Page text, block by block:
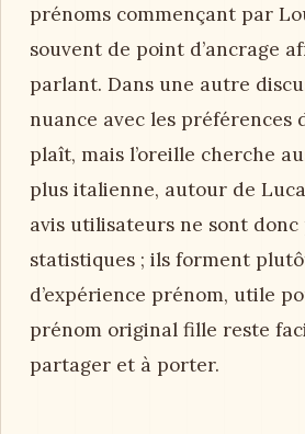
prénoms commençant par
souvent de point d’ancrage
parlant. Dans une autre
nuance avec les préférences
plaît, mais l’oreille cherche
plus italienne, autour de
avis utilisateurs ne sont donc
statistiques ; ils forment
d’expérience prénom, utile
prénom original fille reste
partager et à porter.